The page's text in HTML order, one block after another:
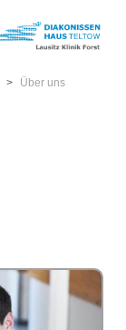
Über uns